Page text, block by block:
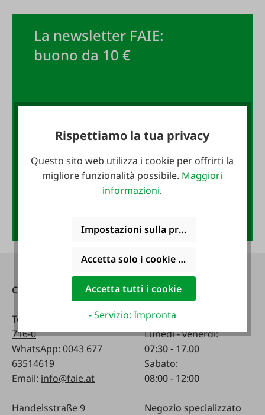
La newsletter FAIE:
buono da 10 €
Iscriviti subito alla newsletter
FAIE e assicurati un buono da 10
Indirizzo e-mail
Contatti
Telefono:
0043 7672
716-0
WhatsApp: 0043 677
63514619
Email: info@faie.at
Handelsstraße 9
Raggiungibile
telefonicamente:
Lunedì - venerdì:
07:30 - 17.00
Sabato:
08:00 - 12:00
Negozio specializzato
Rispettiamo la tua privacy
Questo sito web utilizza i cookie per offrirti la
migliore funzionalità possibile. Maggiori
informazioni.
Impostazioni sulla privacy
Accetta solo i cookie funzionali
Accetta tutti i cookie
- Servizio: Impronta